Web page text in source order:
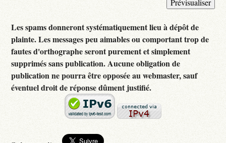
Les spams donneront systématiquement lieu à dépôt de
plainte. Les messages peu aimables ou comportant trop de
fautes d'orthographe seront purement et simplement
supprimés sans publication. Aucune obligation de
publication ne pourra être opposée au webmaster, sauf
éventuel droit de réponse dûment justifié.